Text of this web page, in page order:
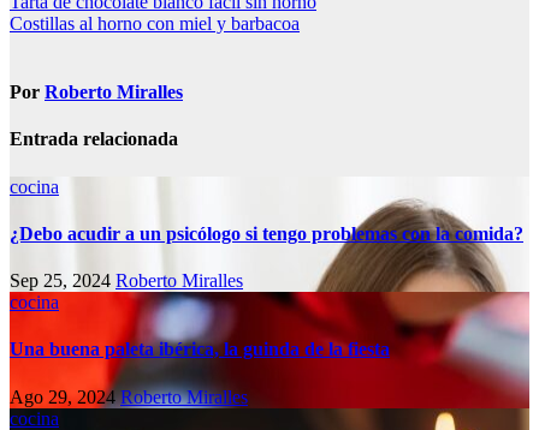
de
Costillas al horno con miel y barbacoa
Por Roberto Miralles
Entrada relacionada
cocina
¿Debo acudir a un psicólogo si tengo problemas con la comida?
Sep 25, 2024 Roberto Miralles
cocina
Una buena paleta ibérica, la guinda de la fiesta
Ago 29, 2024Roberto Miralles
cocina